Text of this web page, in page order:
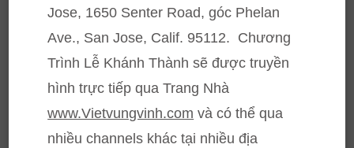
Jose, 1650 Senter Road, góc Phelan
Ave., San Jose, Calif. 95112. Chương
Trình Lễ Khánh Thành sẽ được truyền
hình trực tiếp qua Trang Nhà
www.Vietvungvinh.com và có thể qua
nhiều channels khác tại nhiều địa